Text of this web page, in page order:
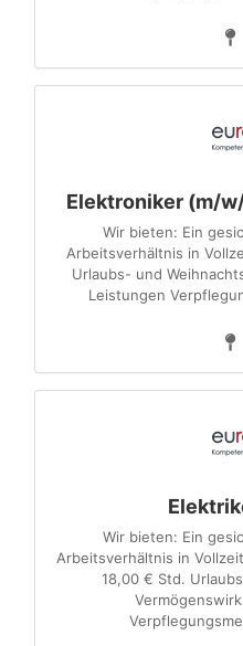
Elektroniker (m/
Wir bieten: Ein
Arbeitsverhältnis in
Urlaubs- und
Leistungen
Wir bieten: Ein
Arbeitsverhältnis in
18,00 € Std.